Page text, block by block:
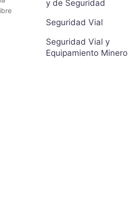
y de Seguridad
Seguridad Vial
Seguridad Vial y
Equipamiento Minero